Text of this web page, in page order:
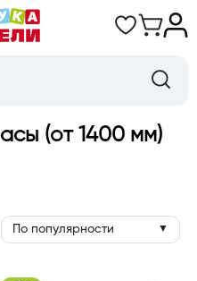
(от 1400 мм)
По популярности ▼